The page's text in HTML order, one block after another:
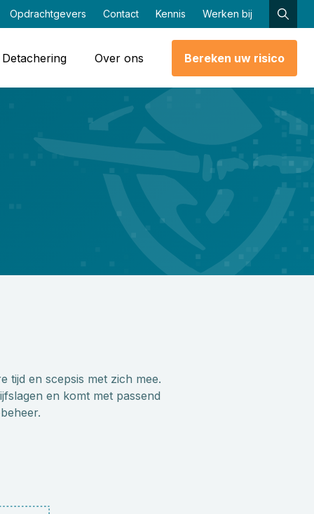
Opdrachtgevers Contact Kennis Werken bij
Detachering Over ons Bereken uw risico
tijd en scepsis met zich mee.
en komt met passend